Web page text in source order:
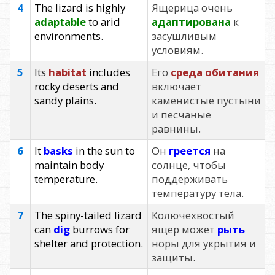
4
The lizard is highly
adaptableto arid
environments.
Ящерица очень
адаптирована к
засушливым
условиям.
5
Its habitat includes
rocky deserts and
sandy plains.
Его среда обитания
включает
каменистые пустыни
и песчаные
равнины.
6
It basks in the sun to
maintain body
temperature.
Он греется на
солнце, чтобы
поддерживать
температуру тела.
7
The spiny-tailed lizard
can dig burrows for
shelter and protection.
Колючехвостый
ящер может рыть
норы для укрытия и
защиты.